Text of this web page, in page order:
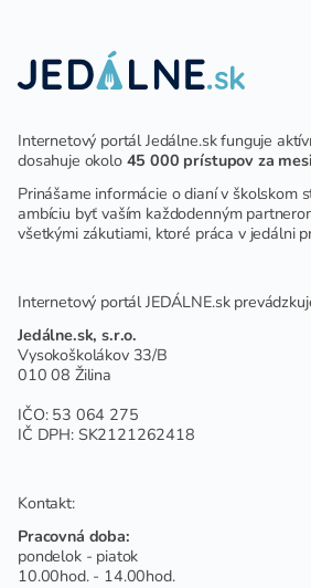
Internetový portál Jedálne.sk funguje
dosahuje okolo 45 000 prístupov za
Prinášame informácie o dianí v školskom
ambíciu byť vaším každodenným
všetkými zákutiami, ktoré práca v jedálni
Internetový portál JEDÁLNE.sk
Jedálne.sk, s.r.o.
Vysokoškolákov 33/B
010 08 Žilina
IČO: 53 064 275
IČ DPH: SK2121262418
Kontakt:
Pracovná doba:
pondelok - piatok
10.00hod. - 14.00hod.